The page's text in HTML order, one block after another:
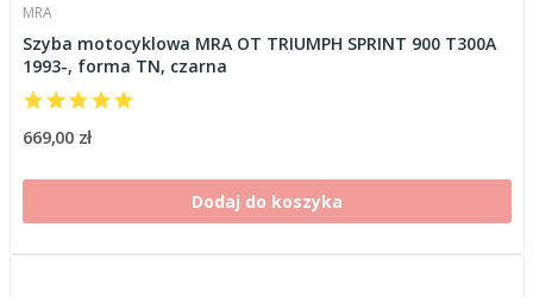
MRA
Szyba motocyklowa MRA OT TRIUMPH SPRINT 900 T300A
1993-, forma TN, czarna
669,00 zł
Dodaj do koszyka